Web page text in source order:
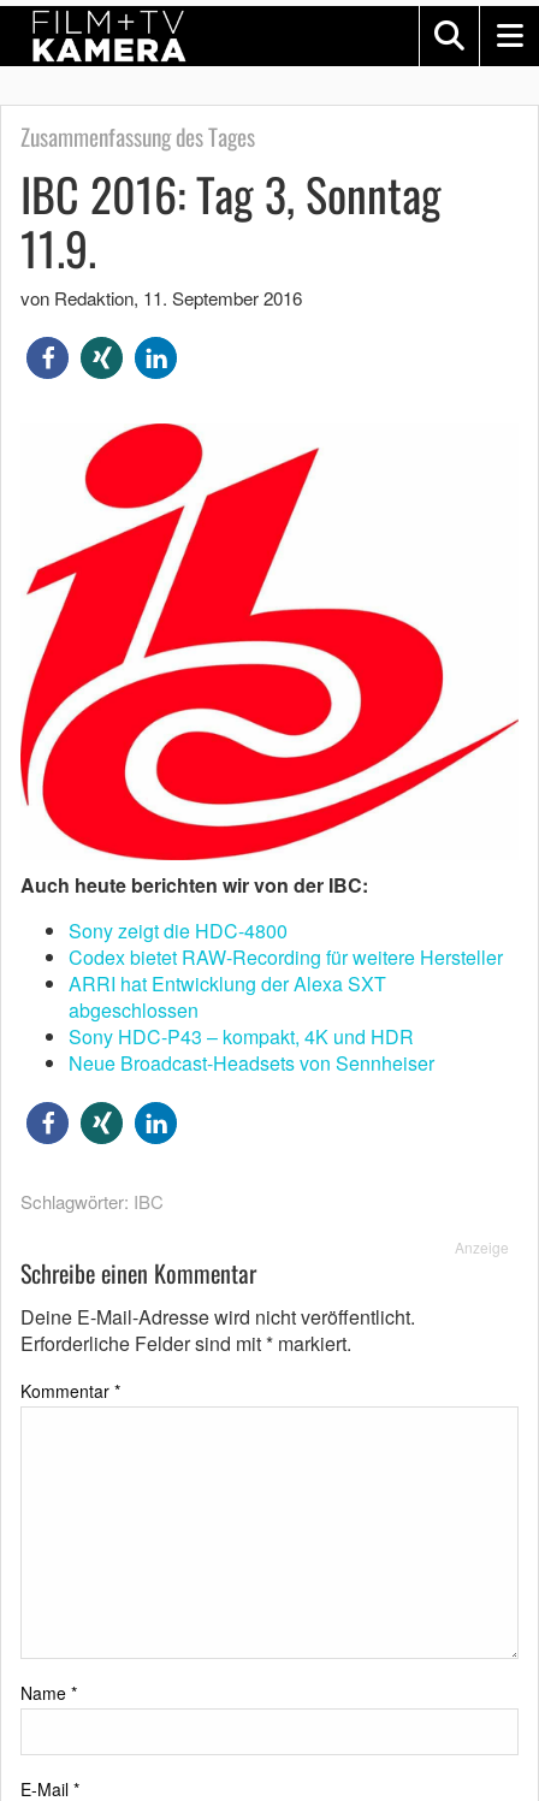
Zusammenfassung des Tages
IBC 2016: Tag 3, Sonntag
11.9.
von Redaktion, 11. September 2016
Auch heute berichten wir von der IBC:
Sony zeigt die HDC-4800
Codex bietet RAW-Recording für weitere Hersteller
ARRI hat Entwicklung der Alexa SXT
abgeschlossen
Sony HDC-P43 – kompakt, 4K und HDR
Neue Broadcast-Headsets von Sennheiser
Schlagwörter: IBC
Anzeige
Schreibe einen Kommentar
Deine E-Mail-Adresse wird nicht veröffentlicht.
Erforderliche Felder sind mit* markiert.
Kommentar *
Name *
E-Mail *